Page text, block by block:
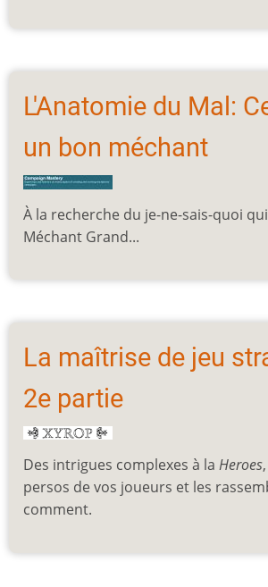
L'Anatomie du Mal:
un bon méchant
À la recherche du je-ne-sais-quoi
Méchant Grand...
La maîtrise de jeu
2e partie
Des intrigues complexes à la Heroes
persos de vos joueurs et les
comment.